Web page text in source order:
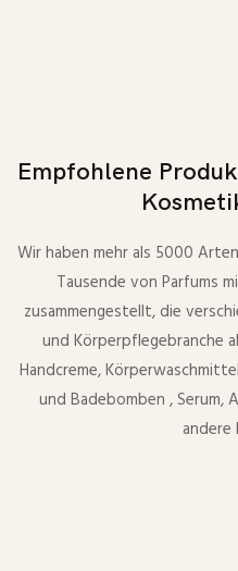
Empfohlene
Wir haben mehr als 5000
Tausende von Parfums
zusammengestellt, die
und Körperpflegebranche
Handcreme,
und Badebomben , Serum,
andere